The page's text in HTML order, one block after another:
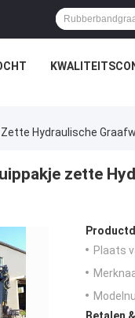
Hydraulische
zette
Plaats